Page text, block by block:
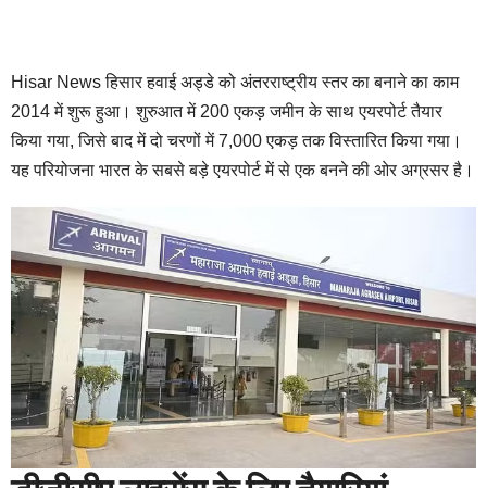
Hisar News हिसार हवाई अड्डे को अंतरराष्ट्रीय स्तर का बनाने का काम
2014 में शुरू हुआ। शुरुआत में 200 एकड़ जमीन के साथ एयरपोर्ट तैयार
किया गया, जिसे बाद में दो चरणों में 7,000 एकड़ तक विस्तारित किया गया।
यह परियोजना भारत के सबसे बड़े एयरपोर्ट में से एक बनने की ओर अग्रसर है।